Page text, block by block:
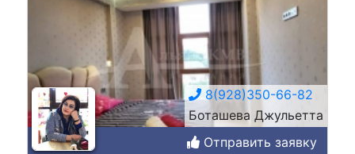
8(928)350-66-82
Боташева Джульетта
Отправить заявку